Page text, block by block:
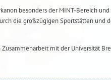
besonders der MINT-Bereich
die großzügigen Sportstätten und
mit der Universität